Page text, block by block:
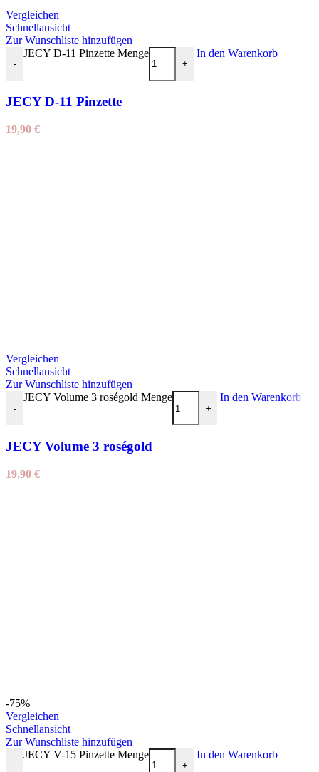
Vergleichen
Schnellansicht
Zur Wunschliste hinzufügen
-
JECY D-11 Pinzette Menge
+
In den Warenkorb
JECY D-11 Pinzette
19,90 €
Vergleichen
Schnellansicht
Zur Wunschliste hinzufügen
-
JECY Volume 3 roségold Menge
+
In den Warenkorb
JECY Volume 3 roségold
19,90 €
-75%
Vergleichen
Schnellansicht
Zur Wunschliste hinzufügen
-
JECY V-15 Pinzette Menge
+
In den Warenkorb